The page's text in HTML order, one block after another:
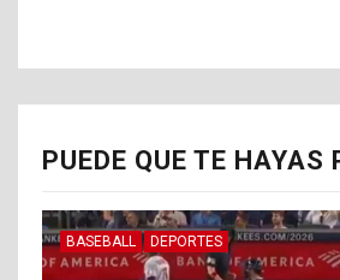
PUEDE QUE TE HAYAS
BASEBALL DEPORTES